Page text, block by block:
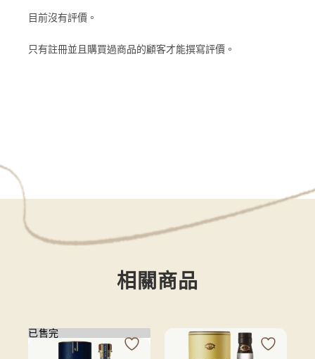
目前沒有評價。
只有註冊並且購買過商品的顧客才能撰寫評價。
相關商品
已售完